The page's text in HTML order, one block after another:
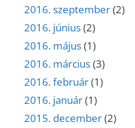
2016. szeptember(2)
2016. június(2)
2016. május(1)
2016. március(3)
2016. február(1)
2016. január(1)
2015. december(2)